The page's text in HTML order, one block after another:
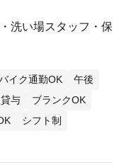
洗い場スタッフ・保
イク通勤OK
午後
与
ブランクOK
シフト制